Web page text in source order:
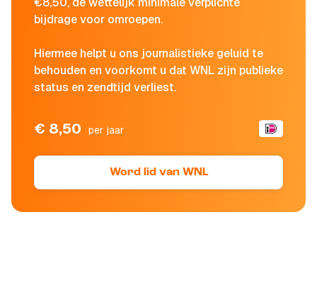
bijdrage voor omroepen.
Hiermee helpt u ons journalistieke geluid te
behouden en voorkomt u dat WNL zijn publieke
status en zendtijd verliest.
€ 8,50 per jaar
Word lid van WNL